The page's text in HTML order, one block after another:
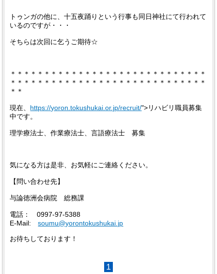
トゥンガの他に、十五夜踊りという行事も同日神社にて行われて
いるのですが・・・
そちらは次回に乞うご期待☆
＊＊＊＊＊＊＊＊＊＊＊＊＊＊＊＊＊＊＊＊＊＊＊＊＊＊＊＊＊
＊＊＊＊＊＊＊＊＊＊＊＊＊＊＊＊＊＊＊＊＊＊＊＊＊＊＊＊＊
＊＊
現在、 https://yoron.tokushukai.or.jp/recruit/">リハビリ職員募集
中です。
理学療法士、作業療法士、言語療法士 募集
気になる方は是非、お気軽にご連絡ください。
【問い合わせ先】
与論徳洲会病院 総務課
電話： 0997-97-5388
E-Mail:soumu@yorontokushukai.jp
お待ちしております！
1